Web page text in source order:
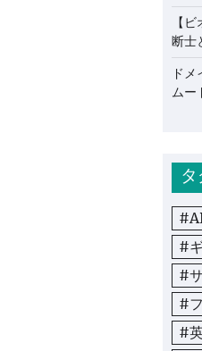
【
断士
ド
ムー
#
#
#
#